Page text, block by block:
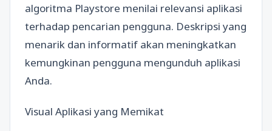
algoritma Playstore menilai relevansi aplikasi
terhadap pencarian pengguna. Deskripsi yang
menarik dan informatif akan meningkatkan
kemungkinan pengguna mengunduh aplikasi
Anda.
Visual Aplikasi yang Memikat